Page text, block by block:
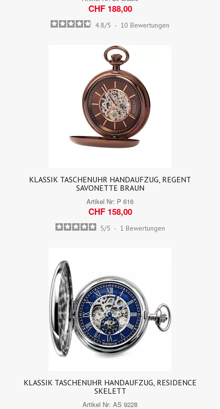
CHF 188,00
4.8/5 - 10 Bewertungen
KLASSIK TASCHENUHR HANDAUFZUG, REGENT
SAVONETTE BRAUN
Artikel Nr: P 616
CHF 158,00
5/5 - 1 Bewertungen
KLASSIK TASCHENUHR HANDAUFZUG, RESIDENCE
SKELETT
Artikel Nr: AS 9228